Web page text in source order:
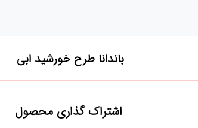
باندانا طرح خورشید ابی
اشتراک گذاری محصول